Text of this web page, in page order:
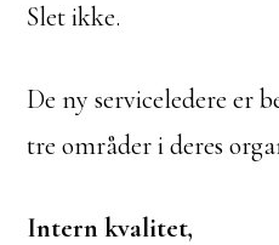
Slet ikke.
De ny serviceledere er
tre områder i deres
Intern kvalitet,